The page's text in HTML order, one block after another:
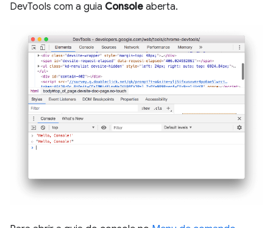
DevTools com a guia Console aberta.